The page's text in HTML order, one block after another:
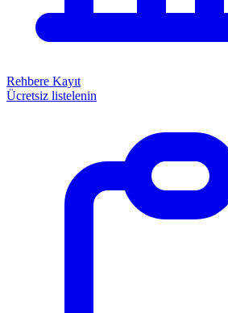
Rehbere Kayıt
Ücretsiz listelenin